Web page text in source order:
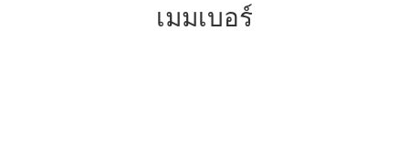
เมมเบอร์